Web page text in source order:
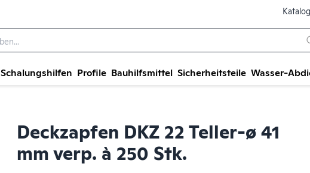
Schalungshilfen Profile Bauhilfsmittel Sicherheitsteile Wasser-
Deckzapfen DKZ 22 Teller-ø 41
mm verp. à 250 Stk.